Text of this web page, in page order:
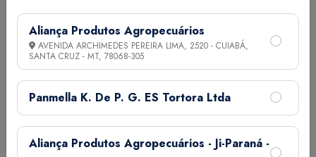
Calbos M7
Aliança Produtos Agropecuários
AVENIDA ARCHIMEDES PEREIRA LIMA, 2520 - CUIABÁ,
SANTA CRUZ - MT, 78068-305
Panmella K. De P. G. ES Tortora Ltda
Aliança Produtos Agropecuários - Ji-Paraná -